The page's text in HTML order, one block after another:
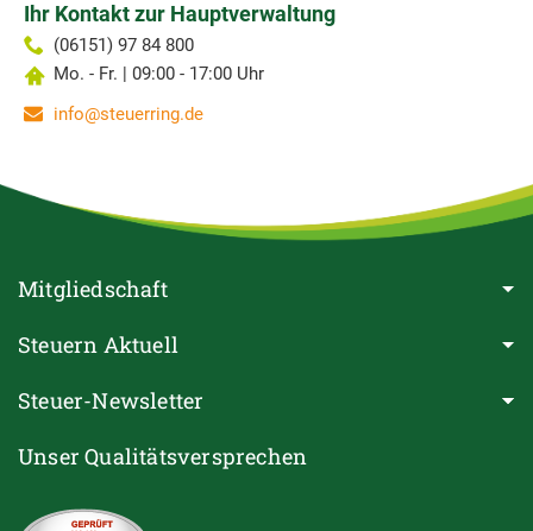
Ihr Kontakt zur Hauptverwaltung
(06151) 97 84 800
Mo. - Fr. | 09:00 - 17:00 Uhr
info@steuerring.de
Mitgliedschaft
Steuern Aktuell
Steuer-Newsletter
Unser Qualitätsversprechen